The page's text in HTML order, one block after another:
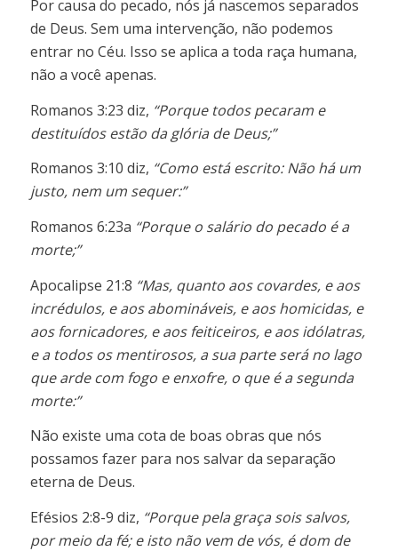
Por causa do pecado, nós já nascemos separados
de Deus. Sem uma intervenção, não podemos
entrar no Céu. Isso se aplica a toda raça humana,
não a você apenas.
Romanos 3:23 diz, “Porque todos pecaram e
destituídos estão da glória de Deus;”
Romanos 3:10 diz, “Como está escrito: Não há um
justo, nem um sequer:”
Romanos 6:23a “Porque o salário do pecado é a
morte;”
Apocalipse 21:8 “Mas, quanto aos covardes, e aos
incrédulos, e aos abomináveis, e aos homicidas, e
aos fornicadores, e aos feiticeiros, e aos idólatras,
e a todos os mentirosos, a sua parte será no lago
que arde com fogo e enxofre, o que é a segunda
morte:”
Não existe uma cota de boas obras que nós
possamos fazer para nos salvar da separação
eterna de Deus.
Efésios 2:8-9 diz, “Porque pela graça sois salvos,
por meio da fé; e isto não vem de vós, é dom de